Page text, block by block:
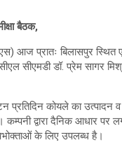
बैठक,
आज प्रातः बिलासपुर
सीएमडी डॉ. प्रेम सागर
प्रतिदिन कोयले का उत्पादन
द्वारा दैनिक आधार
के लिए उपलब्ध है।